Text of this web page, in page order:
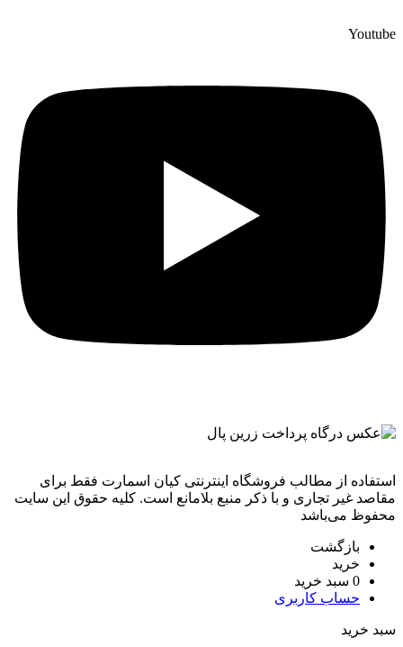
Youtube
استفاده از مطالب فروشگاه اینترنتی کیان اسمارت فقط برای
مقاصد غیر تجاری و با ذکر منبع بلامانع است. کليه حقوق اين سايت
محفوظ می‌باشد
بازگشت
خرید
0 سبد خرید
حساب کاربری
سبد خرید